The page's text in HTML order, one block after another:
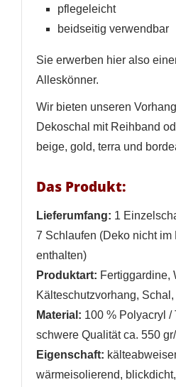
pflegeleicht
beidseitig verwendbar
Sie erwerben hier also
Alleskönner.
Wir bieten unseren
Dekoschal mit Reihband
beige, gold, terra und
Das Produkt:
Lieferumfang: 1
7 Schlaufen (Deko nicht im
enthalten)
Produktart: Fertiggardine,
Kälteschutzvorhang,
Material: 100 % Polyacryl
schwere Qualität ca. 550
Eigenschaft:
wärmeisolierend,